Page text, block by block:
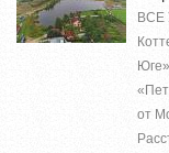
ВСЕ
от